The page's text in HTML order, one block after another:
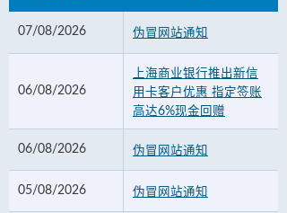
07/08/2026 伪冒网站通知
06/08/2026
上海商业银行推出新信
用卡客户优惠 指定签账
高达6%现金回赠
06/08/2026 伪冒网站通知
05/08/2026 伪冒网站通知